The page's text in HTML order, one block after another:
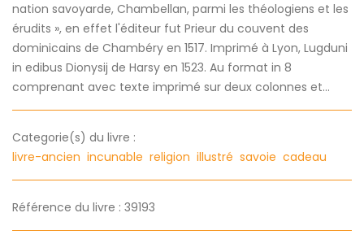
nation savoyarde, Chambellan, parmi les théologiens et les
érudits », en effet l'éditeur fut Prieur du couvent des
dominicains de Chambéry en 1517. Imprimé à Lyon, Lugduni
in edibus Dionysij de Harsy en 1523. Au format in 8
comprenant avec texte imprimé sur deux colonnes et...
Categorie(s) du livre :
livre-ancien incunable religion illustré savoie cadeau
Référence du livre : 39193